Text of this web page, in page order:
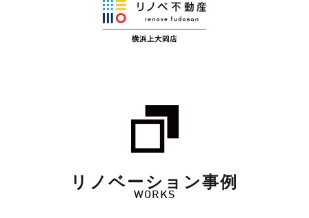
リノベーション事例
WORKS